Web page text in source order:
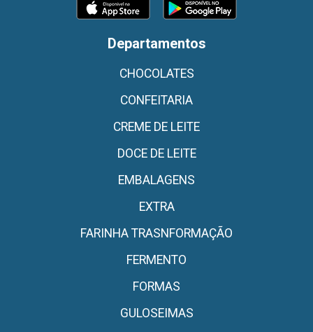
Departamentos
CHOCOLATES
CONFEITARIA
CREME DE LEITE
DOCE DE LEITE
EMBALAGENS
EXTRA
FARINHA TRASNFORMAÇÃO
FERMENTO
FORMAS
GULOSEIMAS